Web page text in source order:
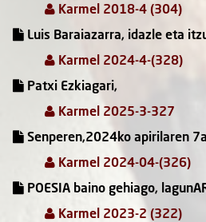
Karmel 2018-4 (304)
Luis Baraiazarra, idazle eta
Karmel 2024-4-(328)
Patxi Ezkiagari,
Karmel 2025-3-327
Senperen,2024ko apirilaren
Karmel 2024-04-(326)
POESIA baino gehiago,
Karmel 2023-2 (322)